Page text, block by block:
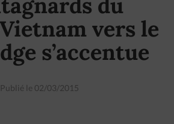
vers le
s’accentue
Publié le 02/03/2015